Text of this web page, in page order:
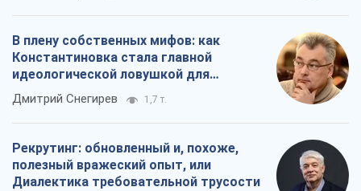
В плену собственных мифов: как
Константиновка стала главной
идеологической ловушкой для
российских оккупантов
Дмитрий Снегирев 1,7 т.
Рекрутинг: обновленный и, похоже,
полезный вражеский опыт, или
Диалектика требовательной трусости